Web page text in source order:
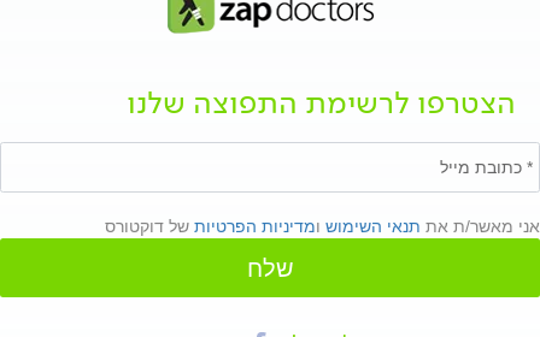
הצטרפו לרשימת התפוצה שלנו
אני מאשר/ת את תנאי השימוש ומדיניות הפרטיות של דוקטורס
שלח